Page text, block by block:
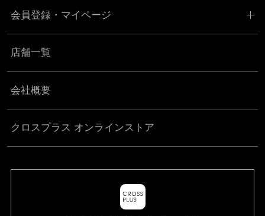
会員登録・マイページ
店舗一覧
会社概要
クロスプラス オンラインストア